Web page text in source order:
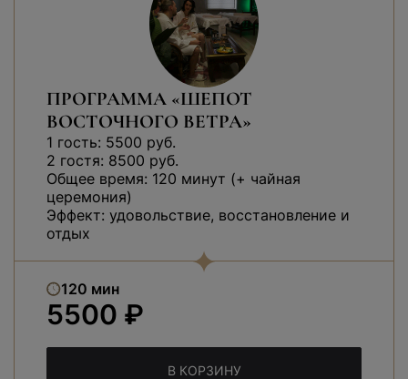
ПРОГРАММА «ШЕПОТ
ВОСТОЧНОГО ВЕТРА»
1 гость: 5500 руб.
2 гостя: 8500 руб.
Общее время: 120 минут (+ чайная
церемония)
Эффект: удовольствие, восстановление и
отдых
120 мин
5500 ₽
В КОРЗИНУ